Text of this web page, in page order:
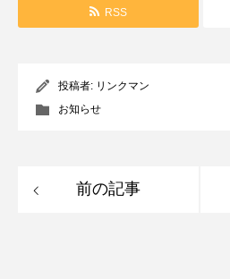
RSS
投稿者: リンクマン
お知らせ
前の記事